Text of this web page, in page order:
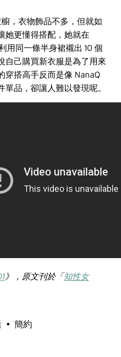
，衣物飾品不多，但就如
她更懂得搭配，她就在
用同一條半身裙襯出 10 個
自己購買新衣服是為了用來
穿搭高手反而是像 NanaQ
品，卻讓人難以發現呢。
》，原文刊於「 知性女
簡約